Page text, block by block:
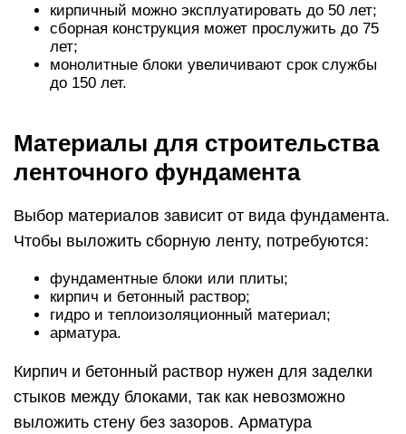
кирпичный можно эксплуатировать до 50 лет;
сборная конструкция может прослужить до 75
лет;
монолитные блоки увеличивают срок службы
до 150 лет.
Материалы для строительства
ленточного фундамента
Выбор материалов зависит от вида фундамента.
Чтобы выложить сборную ленту, потребуются:
фундаментные блоки или плиты;
кирпич и бетонный раствор;
гидро и теплоизоляционный материал;
арматура.
Кирпич и бетонный раствор нужен для заделки
стыков между блоками, так как невозможно
выложить стену без зазоров. Арматура